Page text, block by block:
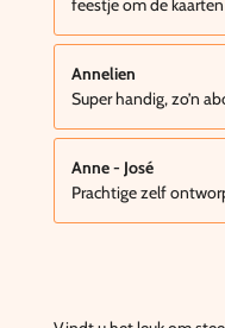
feestje om de
Annelien
Super handig, zo’n
Anne - José
Prachtige zelf